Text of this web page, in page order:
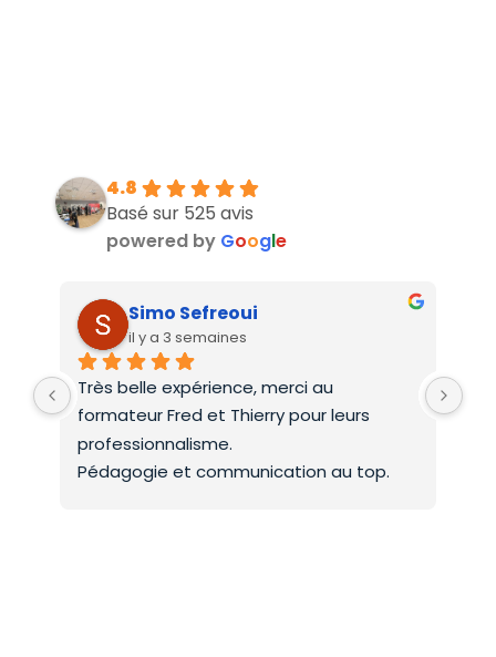
4.8
Basé sur 525 avis
powered by Google
Simo Sefreoui
il y a 3 semaines
Très belle expérience, merci au
formateur Fred et Thierry pour leurs
professionnalisme.
Pédagogie et communication au top.